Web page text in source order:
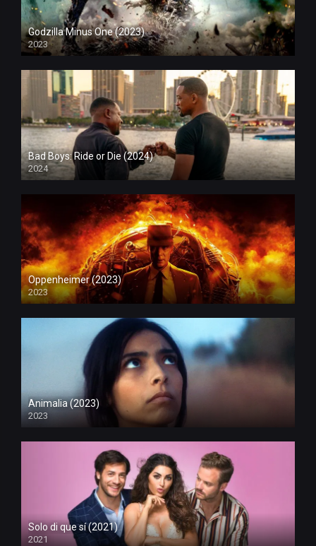
Godzilla Minus One (2023)
2023
Bad Boys: Ride or Die (2024)
2024
Oppenheimer (2023)
2023
Animalia (2023)
2023
Solo di que sí (2021)
2021